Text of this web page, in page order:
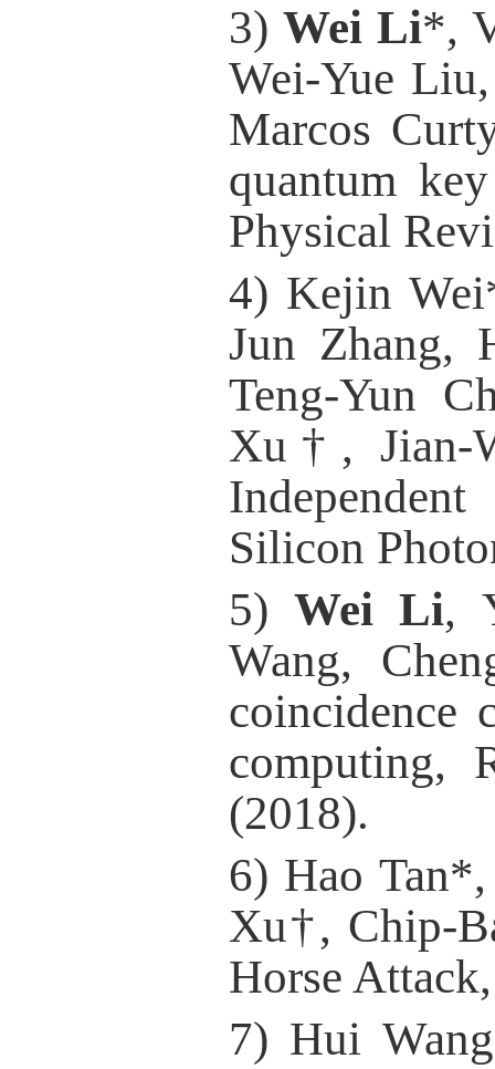
3) Wei Li*,
Wei-Yue
Marcos
quantum
Physical
4) Kejin
Jun Zhang,
Teng-Yun
Xu † , Jian-
Silicon
5) Wei Li,
Wang,
coincidence
computing,
(2018).
6) Hao
Xu†, Chip-
Horse
7) Hui